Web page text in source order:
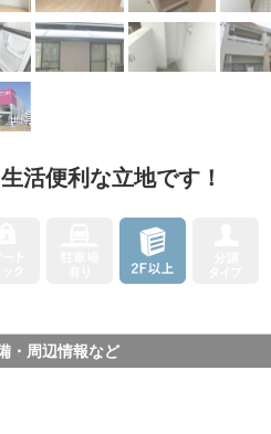
便利な立地です！
・周辺情報など